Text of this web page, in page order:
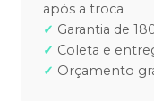
após a troca
Garantia de
Coleta e
Orçamento